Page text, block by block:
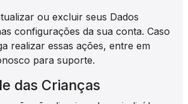
ou excluir seus Dados
configurações da sua conta. Caso
realizar essas ações, entre em
para suporte.
das Crianças